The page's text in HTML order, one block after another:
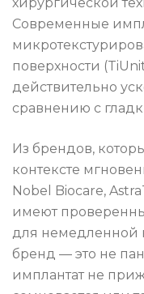
Современные
поверхности
действительно
сравнению с
Из брендов,
контексте
Nobel Biocare,
имеют
для немедленной
бренд — это не
имплантат не